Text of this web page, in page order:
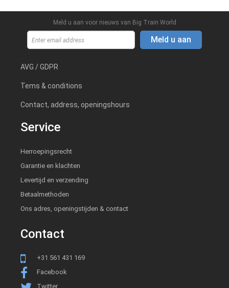
Meld u aan voor nieuws van Big Train World
Meld u aan
AVG / GDPR
Tems & conditions
Contact, address, openingshours
Service
Herroepingsrecht
Garantie en klachten
Levertijd en verzending
Betaalmethoden
Ons adres, openingstijden & contact
Contact
+31 561 431 169
Facebook
Twitter